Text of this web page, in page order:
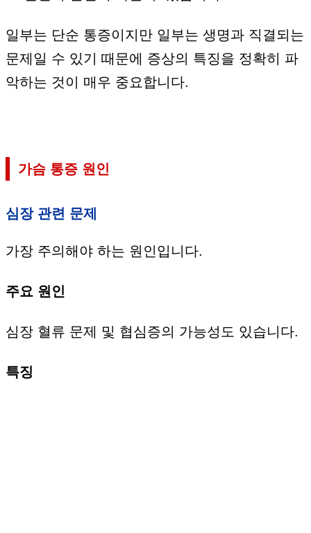
일부는 단순 통증이지만 일부는 생명과 직결되는
문제일 수 있기 때문에 증상의 특징을 정확히 파
악하는 것이 매우 중요합니다.
가슴 통증 원인
심장 관련 문제
가장 주의해야 하는 원인입니다.
주요 원인
심장 혈류 문제 및 협심증의 가능성도 있습니다.
특징